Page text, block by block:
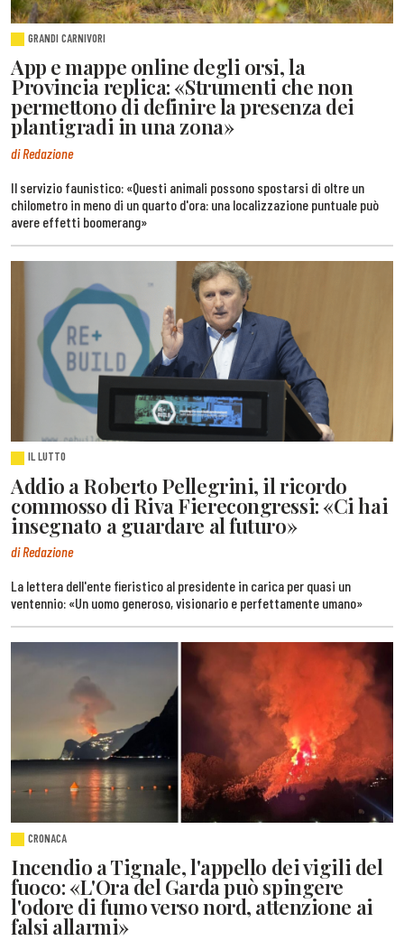
GRANDI CARNIVORI
App e mappe online degli orsi, la
Provincia replica: «Strumenti che non
permettono di definire la presenza dei
plantigradi in una zona»
di Redazione
Il servizio faunistico: «Questi animali possono spostarsi di oltre un
chilometro in meno di un quarto d'ora: una localizzazione puntuale può
avere effetti boomerang»
IL LUTTO
Addio a Roberto Pellegrini, il ricordo
commosso di Riva Fierecongressi: «Ci hai
insegnato a guardare al futuro»
di Redazione
La lettera dell'ente fieristico al presidente in carica per quasi un
ventennio: «Un uomo generoso, visionario e perfettamente umano»
CRONACA
Incendio a Tignale, l'appello dei vigili del
fuoco: «L'Ora del Garda può spingere
l'odore di fumo verso nord, attenzione ai
falsi allarmi»